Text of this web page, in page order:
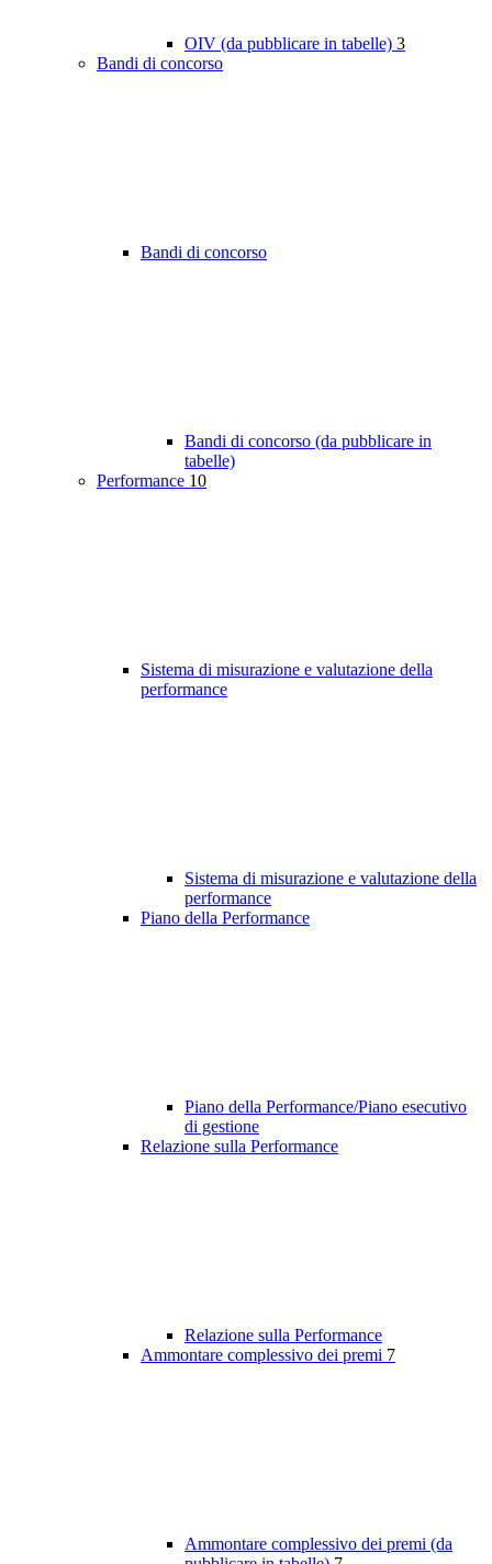
OIV (da pubblicare in tabelle) 3
Bandi di concorso
Bandi di concorso
Bandi di concorso (da pubblicare in
tabelle)
Performance 10
Sistema di misurazione e valutazione della
performance
Sistema di misurazione e valutazione della
performance
Piano della Performance
Piano della Performance/Piano esecutivo
di gestione
Relazione sulla Performance
Relazione sulla Performance
Ammontare complessivo dei premi 7
Ammontare complessivo dei premi (da